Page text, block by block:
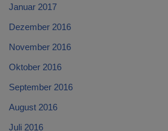
Januar 2017
Dezember 2016
November 2016
Oktober 2016
September 2016
August 2016
Juli 2016